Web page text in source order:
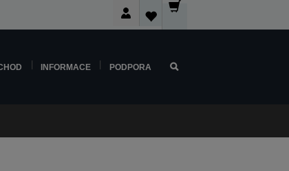
INFORMACE PODPORA